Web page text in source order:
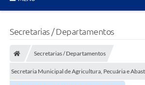
Secretarias
Secretarias / Departamentos
Secretarias / Departamentos
Secretaria Municipal de Agricultura, Pecuária e